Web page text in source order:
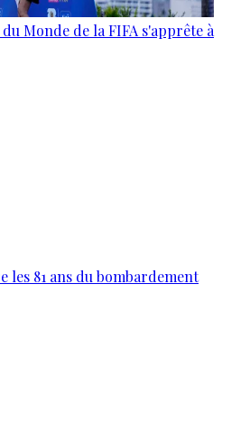
Monde de la FIFA s'apprête à
les 81 ans du bombardement